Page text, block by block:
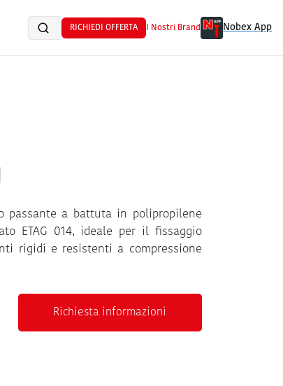
RICHIEDI OFFERTA I Nostri Brand Nobex App
a battuta in polipropilene
ETAG 014, ideale per il fissaggio
rigidi e resistenti a compressione
Richiesta informazioni